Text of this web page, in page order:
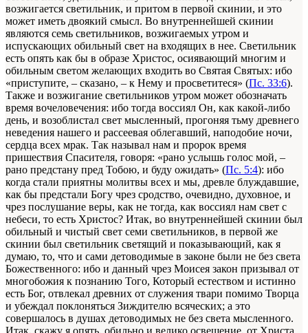
возжигается светильник, и притом в первой скинии, и это
может иметь двоякий смысл. Во внутреннейшей скинии
являются семь светильников, возжигаемых утром и
испускающих обильный свет на входящих в нее. Светильник
есть опять как бы в образе Христос, осиявающий многим и
обильным светом желающих входить во Святая Святых: ибо
«приступите, – сказано, – к Нему и просветитеся» (Пс. 33:6).
Также и возжигание светильников утром может обозначать
время вочеловечения: ибо тогда воссиял Он, как какой-либо
день, и возоблистал свет мысленный, прогоняя тьму древнего
неведения нашего и рассеевая облегавший, наподобие ночи,
сердца всех мрак. Так называл нам и пророк время
пришествия Спасителя, говоря: «рано услышь голос мой, –
рано предстану пред Тобою, и буду ожидать» (Пс. 5:4): ибо
когда стали приятны молитвы всех и мы, древле блуждавшие,
как бы предстали Богу чрез сродство, очевидно, духовное, и
чрез послушание веры, как не тогда, как воссиял нам свет с
небеси, то есть Христос? Итак, во внутреннейшей скинии был
обильный и чистый свет семи светильников, в первой же
скинии был светильник светящий и показывающий, как я
думаю, то, что и сами детоводимые в законе были не без света
Божественного: ибо и данный чрез Моисея закон призывал от
многобожия к познанию Того, Который естеством и истинно
есть Бог, отвлекал древних от служения твари помимо Творца
и убеждал поклоняться Зиждителю всяческих; а это
совершалось в душах детоводимых не без света мысленного.